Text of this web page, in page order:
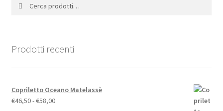
Prodotti recenti
Copriletto Oceano Matelassè
€46,50-€58,00Fascia